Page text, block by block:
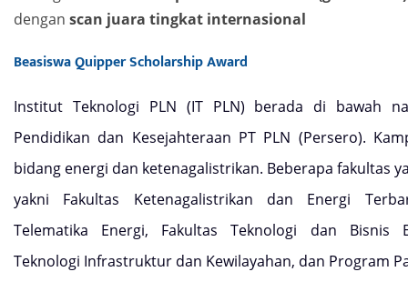
dengan scan juara tingkat internasional
Beasiswa Quipper Scholarship Award
Institut Teknologi PLN (IT PLN) berada di bawah
Pendidikan dan Kesejahteraan PT PLN (Persero).
bidang energi dan ketenagalistrikan. Beberapa fakultas
yakni Fakultas Ketenagalistrikan dan Energi
Telematika Energi, Fakultas Teknologi dan Bisnis
Teknologi Infrastruktur dan Kewilayahan, dan Program